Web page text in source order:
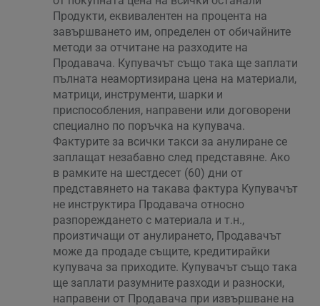
Продукти, еквивалентен на процента на
завършването им, определен от обичайните
методи за отчитане на разходите на
Продавача. Купувачът също така ще заплати
пълната неамортизирана цена на материали,
матрици, инструменти, шарки и
приспособления, направени или договорени
специално по поръчка на купувача.
Фактурите за всички такси за анулиране се
заплащат незабавно след представяне. Ако
в рамките на шестдесет (60) дни от
представянето на такава фактура Купувачът
не инструктира Продавача относно
разпореждането с материала и т.н.,
произтичащи от анулирането, Продавачът
може да продаде същите, кредитирайки
купувача за приходите. Купувачът също така
ще заплати разумните разходи и разноски,
направени от Продавача при извършване на